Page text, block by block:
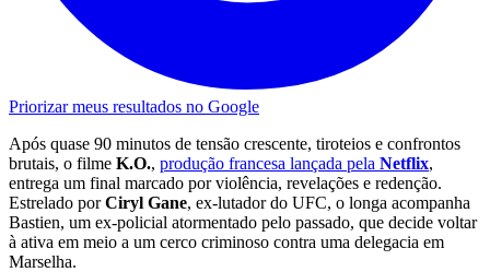
Priorizar meus resultados no Google
Após quase 90 minutos de tensão crescente, tiroteios e confrontos
brutais, o filme K.O., produção francesa lançada pela Netflix,
entrega um final marcado por violência, revelações e redenção.
Estrelado porCiryl Gane, ex-lutador do UFC, o longa acompanha
Bastien, um ex-policial atormentado pelo passado, que decide voltar
à ativa em meio a um cerco criminoso contra uma delegacia em
Marselha.